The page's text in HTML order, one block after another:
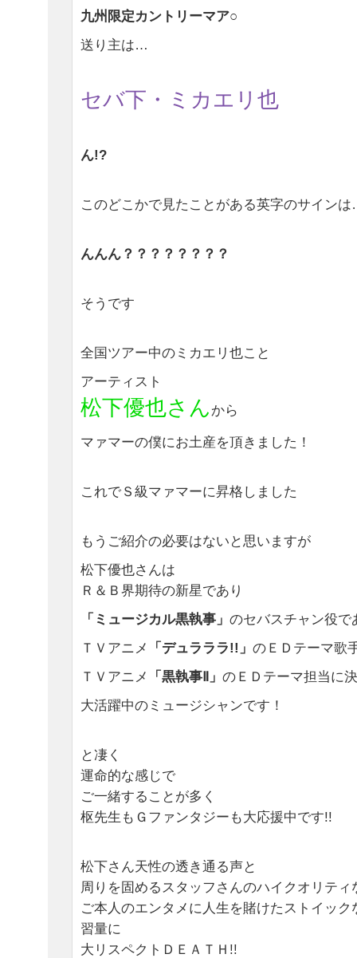
九州限定カントリーマア○
送り主は…
セバ下・ミカエリ也
ん!?
このどこかで見たことがある英字のサイン
んんん？？？？？？？？
そうです
全国ツアー中のミカエリ也こと
アーティスト
松下優也さん から
マァマーの僕にお土産を頂きました！
これでＳ級マァマーに昇格しました
もうご紹介の必要はないと思いますが
松下優也さんは
Ｒ＆Ｂ界期待の新星であり
「ミュージカル黒執事」 のセバスチャン役で
ＴＶアニメ
「デュラララ!!」 のＥＤテーマ歌
ＴＶアニメ
「黒執事Ⅱ」 のＥＤテーマ担当に
大活躍中のミュージシャンです！
と凄く
運命的な感じで
ご一緒することが多く
枢先生もＧファンタジーも大応援中です!!
松下さん天性の透き通る声と
周りを固めるスタッフさんのハイクオリテ
ご本人のエンタメに人生を賭けたストイック
習量に
大リスペクトＤＥＡＴＨ!!